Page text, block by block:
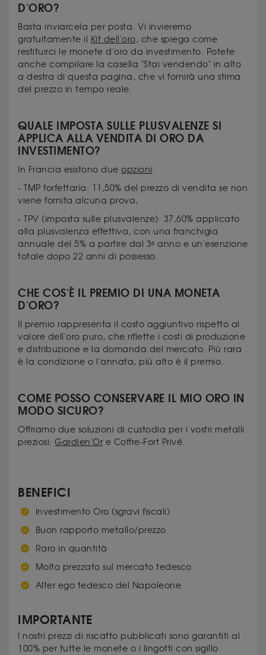
D'ORO?
Basta inviarcela per posta. Vi invieremo
gratuitamente il
Kit dell'oro, che spiega come
restituirci le monete d'oro da investimento. Potete
anche compilare la casella "Stai vendendo" in alto
a destra di questa pagina, che vi fornirà una stima
del prezzo in tempo reale.
QUALE IMPOSTA SULLE PLUSVALENZE SI
APPLICA ALLA VENDITA DI ORO DA
INVESTIMENTO?
In Francia esistono due opzioni:
- TMP forfettaria: 11,50% del prezzo di vendita se non
viene fornita alcuna prova,
- TPV (imposta sulle plusvalenze): 37,60% applicato
alla plusvalenza effettiva, con una franchigia
annuale del 5% a partire dal 3ᵉ anno e un'esenzione
totale dopo 22 anni di possesso.
CHE COS'È IL PREMIO DI UNA MONETA
D'ORO?
Il premio rappresenta il costo aggiuntivo rispetto al
valore dell'oro puro, che riflette i costi di produzione
e distribuzione e la domanda del mercato. Più rara
è la condizione o l'annata, più alto è il premio.
COME POSSO CONSERVARE IL MIO ORO IN
MODO SICURO?
Offriamo due soluzioni di custodia per i vostri metalli
preziosi: Gardien'Or e Coffre-Fort Privé.
BENEFICI
Investimento Oro (sgravi fiscali)
Buon rapporto metallo/prezzo
Raro in quantità
Molto prezzato sul mercato tedesco
Alter ego tedesco del Napoleone
IMPORTANTE
I nostri prezzi di riscatto pubblicati sono garantiti al
100% per tutte le monete o i lingotti con sigillo